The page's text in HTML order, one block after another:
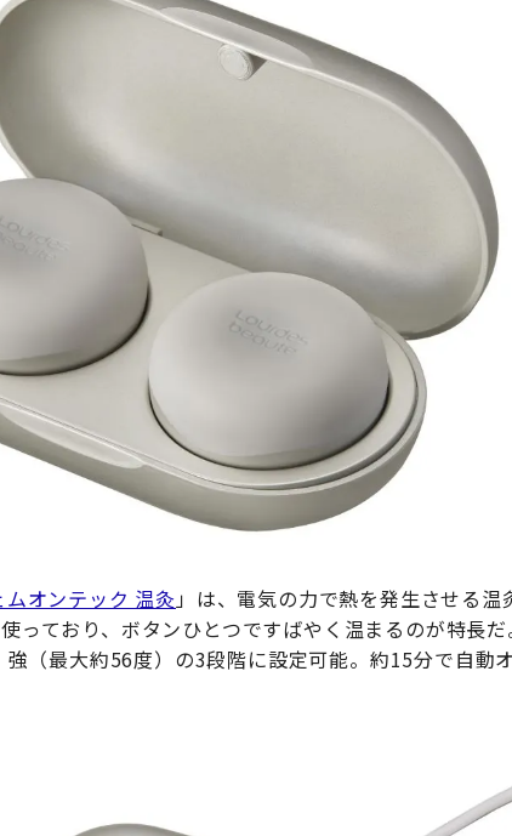
オンテック 温灸 」は、電気の力で熱を発生させる温
っており、ボタンひとつですばやく温まるのが特長
（最大約56度）の3段階に設定可能。約15分で自動オ